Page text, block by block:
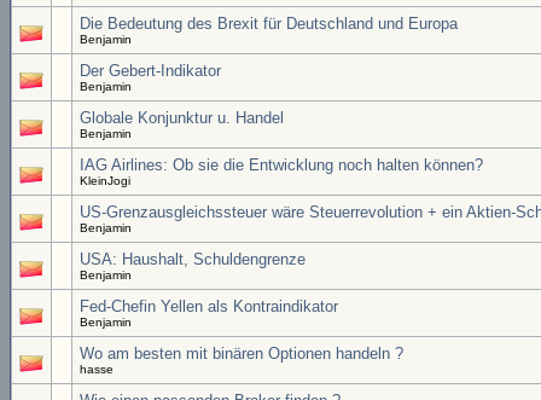
Die Bedeutung des Brexit für Deutschland und Europa
Benjamin
Der Gebert-Indikator
Benjamin
Globale Konjunktur u. Handel
Benjamin
IAG Airlines: Ob sie die Entwicklung noch halten können?
KleinJogi
US-Grenzausgleichssteuer wäre Steuerrevolution + ein Aktien-
Benjamin
USA: Haushalt, Schuldengrenze
Benjamin
Fed-Chefin Yellen als Kontraindikator
Benjamin
Wo am besten mit binären Optionen handeln ?
hasse